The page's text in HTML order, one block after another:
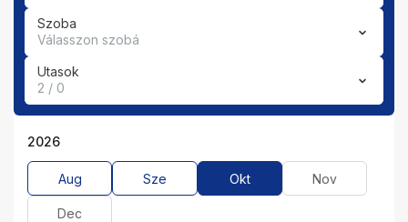
Szoba
Válasszon szobá
Utasok
2 / 0
2026
Aug Sze Okt Nov
Dec